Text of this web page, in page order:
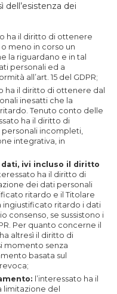
dei
ha il diritto di ottenere
meno in corso un
la riguardano e in tal
personali ed a
all’art. 15 del GDPR;
ha il diritto di ottenere dal
inesatti che la
Tenuto conto delle
ha il diritto di
incompleti,
integrativa, in
ivi incluso il diritto
ha il diritto di
dei dati personali
ritardo e il Titolare
ingiustificato ritardo i dati
consenso, se sussistono i
Per quanto concerne il
altresì il diritto di
momento senza
basata sul
l’interessato ha il
del